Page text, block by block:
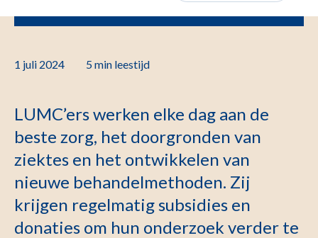
1 juli 2024 5 min leestijd
LUMC’ers werken elke dag aan de
beste zorg, het doorgronden van
ziektes en het ontwikkelen van
nieuwe behandelmethoden. Zij
krijgen regelmatig subsidies en
donaties om hun onderzoek verder te